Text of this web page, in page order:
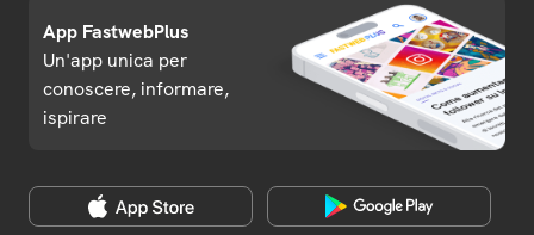
App FastwebPlus
Un'app unica per
conoscere, informare,
ispirare